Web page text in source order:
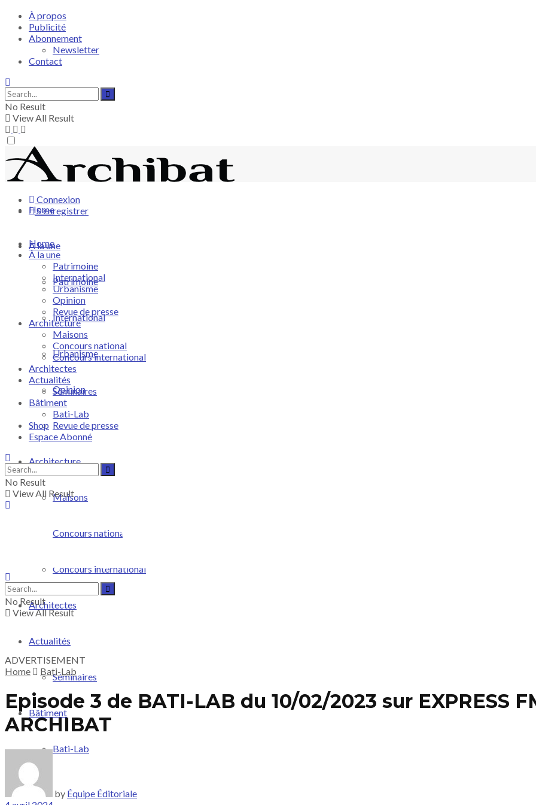
À propos
Publicité
Abonnement
Newsletter
Contact
No Result
View All Result
Connexion
S'enregistrer
Home
À la une
Patrimoine
International
Urbanisme
Opinion
Revue de presse
Architecture
Maisons
Concours national
Concours international
Architectes
Actualités
Séminaires
Bâtiment
Bati-Lab
Shop
Home
À la une
Patrimoine
International
Urbanisme
Opinion
Revue de presse
Architecture
Maisons
Concours national
Concours international
Architectes
Actualités
Séminaires
Bâtiment
Bati-Lab
Shop
Espace Abonné
No Result
View All Result
No Result
View All Result
ADVERTISEMENT
Home
Bati-Lab
Episode 3 de BATI-LAB du 10/02/2023 sur EXPRESS
ARCHIBAT
by Équipe Éditoriale